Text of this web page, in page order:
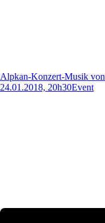
Alpkan-Konzert-Musik
24.01.2018, 20h30Event